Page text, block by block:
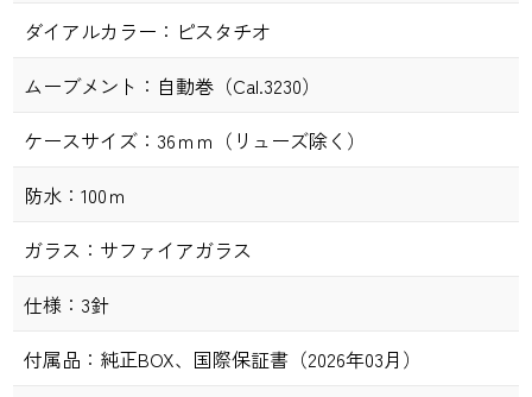
ダイアルカラー： ピスタチオ
ムーブメント： 自動巻（Cal.3230）
ケースサイズ： 36ｍｍ（リューズ除く）
防水： 100ｍ
ガラス： サファイアガラス
仕様： 3針
付属品： 純正BOX、国際保証書（2026年03月）